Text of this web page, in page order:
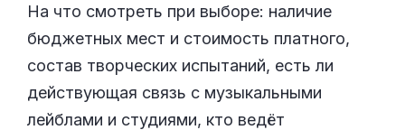
На что смотреть при выборе: наличие
бюджетных мест и стоимость платного,
состав творческих испытаний, есть ли
действующая связь с музыкальными
лейблами и студиями, кто ведёт